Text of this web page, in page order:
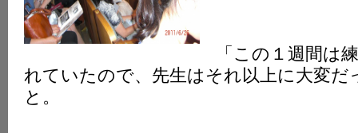
「この１週間は
れていたので、先生はそれ以上に大変だ
と。